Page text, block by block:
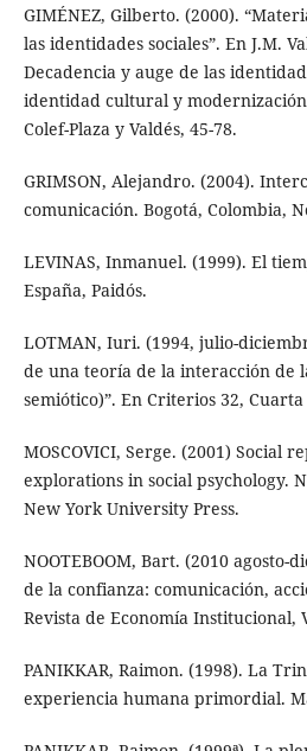
GIMÉNEZ, Gilberto. (2000).
las identidades sociales”. En J.M.
Decadencia y auge de las
identidad cultural y
Colef-Plaza y Valdés, 45-78.
GRIMSON, Alejandro. (2004).
comunicación. Bogotá, Colombia,
LEVINAS, Inmanuel. (1999). El
España, Paidós.
LOTMAN, Iuri. (1994, julio-
de una teoría de la interacción de
semiótico)”. En Criterios 32, Cuarta
MOSCOVICI, Serge. (2001) Social
explorations in social psychology.
New York University Press.
NOOTEBOOM, Bart. (2010 agosto-
de la confianza: comunicación,
Revista de Economía Institucional,
PANIKKAR, Raimon. (1998). La
experiencia humana primordial.